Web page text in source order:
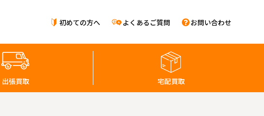
初めての方へ よくあるご質問 お問い合わせ
出張買取 宅配買取